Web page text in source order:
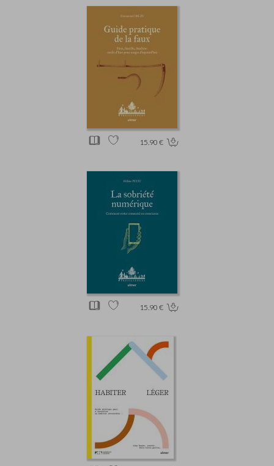
15.90 €
15.90 €